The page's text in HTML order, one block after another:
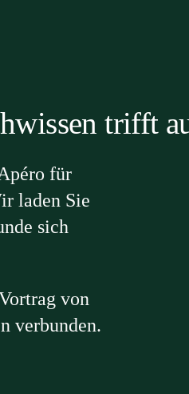
trifft
für
laden Sie
sich
von
verbunden.